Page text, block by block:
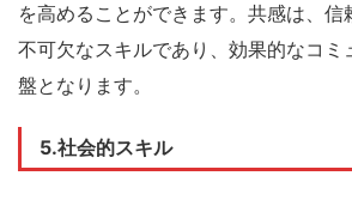
を高めることができます。共感は、信
不可欠なスキルであり、効果的なコミ
盤となります。
5.社会的スキル